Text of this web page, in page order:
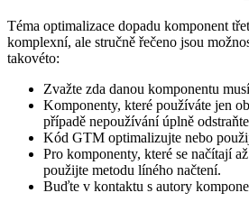
Téma optimalizace dopadu komponent
komplexní, ale stručně řečeno jsou
takovéto:
Zvažte zda danou komponentu
Komponenty, které používáte jen
případě nepoužívání úplně
Kód GTM optimalizujte nebo
Pro komponenty, které se načítají
použijte metodu líného načtení.
Buďte v kontaktu s autory